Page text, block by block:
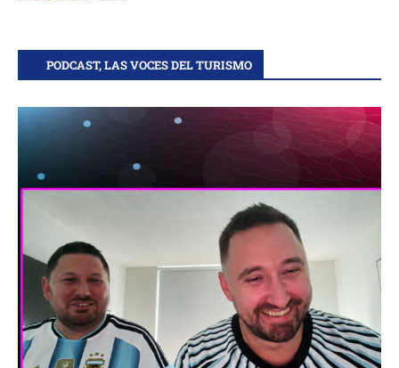
PODCAST, LAS VOCES DEL TURISMO